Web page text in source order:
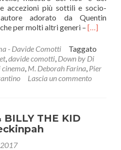
accezioni più sottili e socio-
adorato da Quentin
per molti altri generi – Leggi
BY
DI
LEO
[…]
- Davide Comotti
Taggato
,davide comotti, Down by Di
, M. Deborah Farina, Pier
Lascia un commento
BILLY THE KID